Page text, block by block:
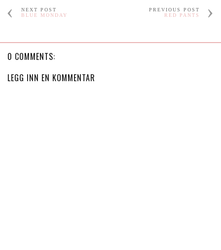
NEXT POST
BLUE MONDAY
PREVIOUS POST
RED PANTS
0 COMMENTS:
LEGG INN EN KOMMENTAR